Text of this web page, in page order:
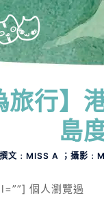
旅行】
島
撰文﹕MISS A ；攝影
個人瀏覽過